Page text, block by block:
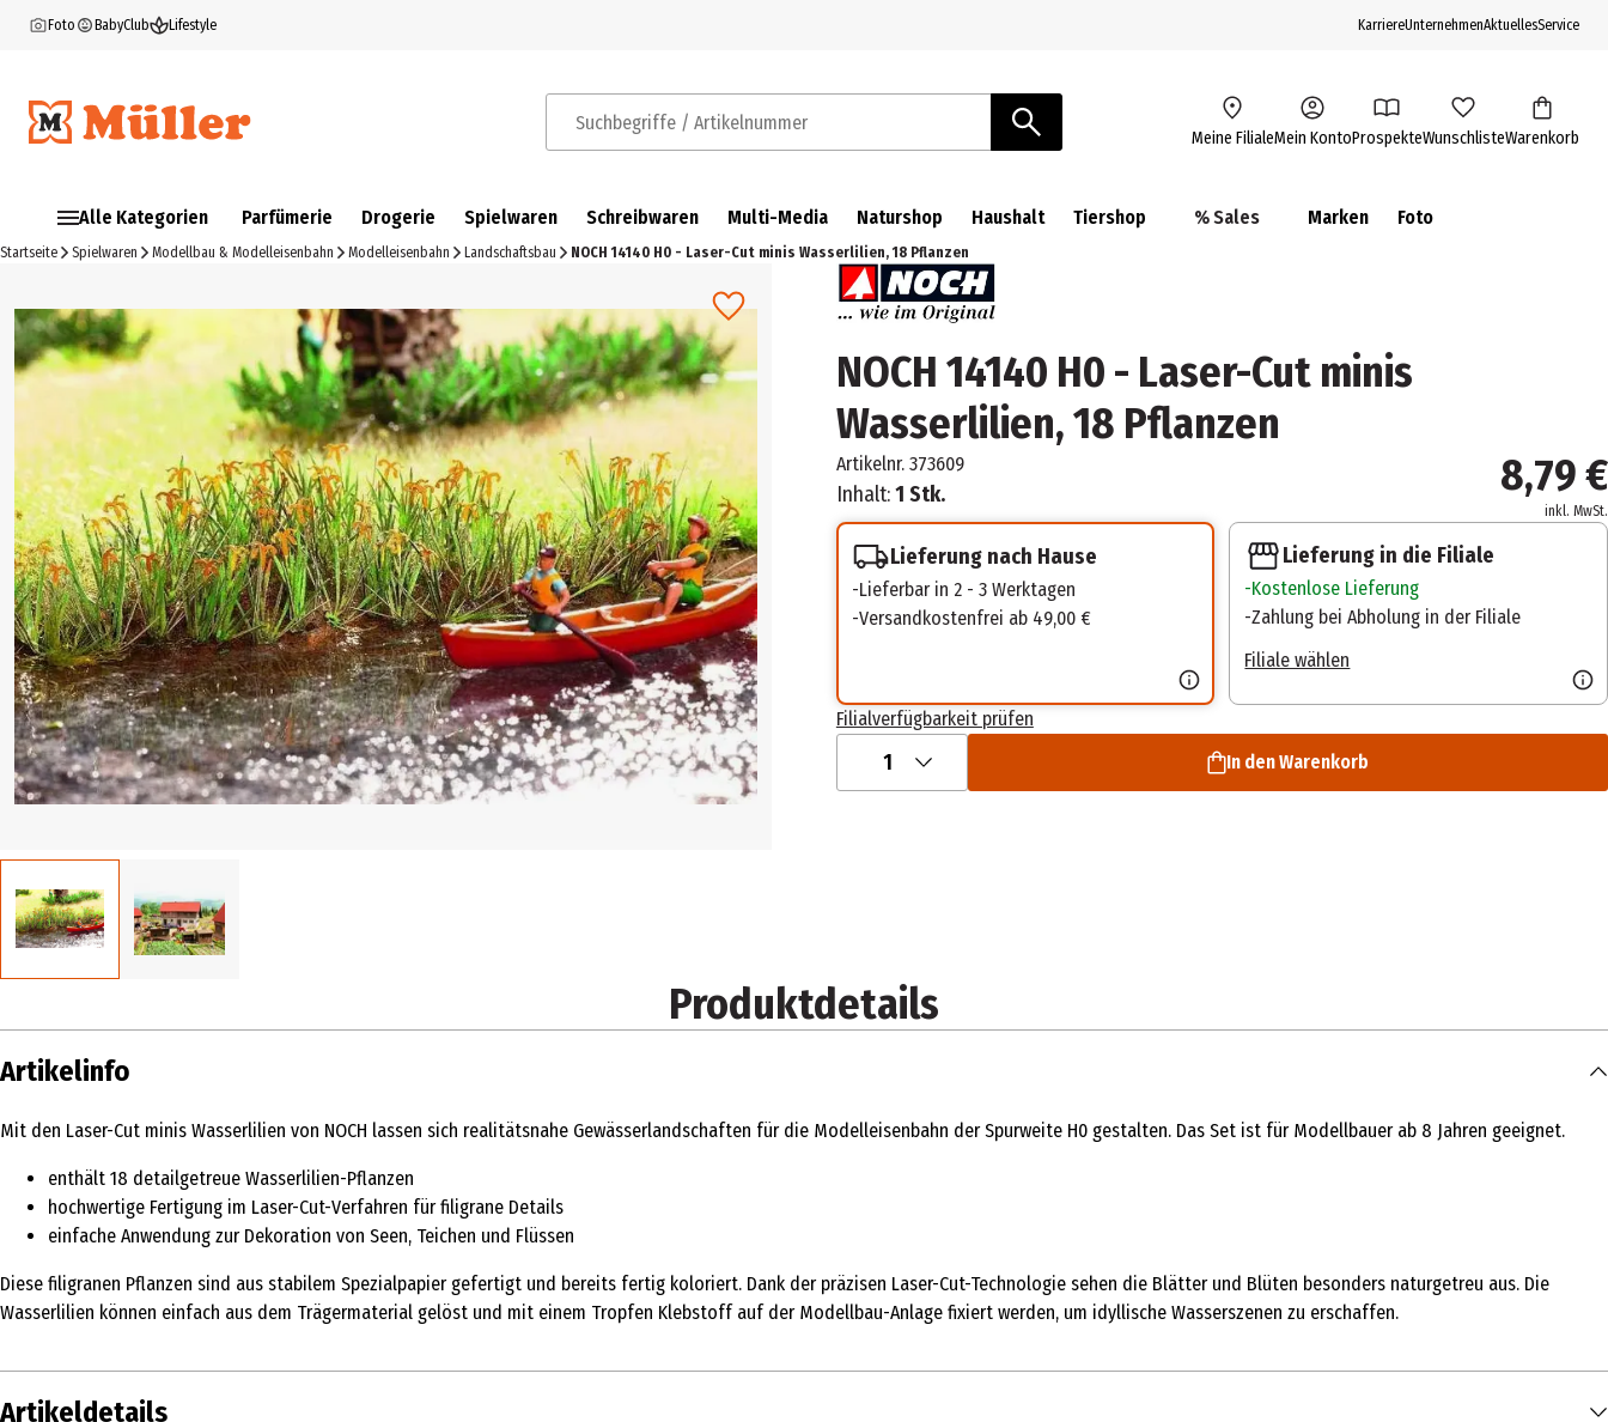
Foto BabyClub Lifestyle KarriereUnternehmenAktuellesService
Suchbegriffe / Artikelnummer Meine FilialeMein KontoProspekteWunschlisteWarenkorb
Alle Kategorien Parfümerie Drogerie Spielwaren Schreibwaren Multi-Media Naturshop Haushalt Tiershop % Sales Marken Foto
Startseite Spielwaren Modellbau & Modelleisenbahn Modelleisenbahn Landschaftsbau NOCH 14140 H0 - Laser-Cut minis Wasserlilien, 18 Pflanzen
NOCH 14140 H0 - Laser-Cut minis
Wasserlilien, 18 Pflanzen
Artikelnr. 373609
Inhalt:1 Stk. 8,79 €
inkl. MwSt.
Lieferung nach Hause
Lieferbar in 2 - 3 Werktagen
Versandkostenfrei ab 49,00 €
Lieferung in die Filiale
Kostenlose Lieferung
Zahlung bei Abholung in der Filiale
Filiale wählen
Filialverfügbarkeit prüfen
1 In den Warenkorb
Produktdetails
Artikelinfo
Mit den Laser-Cut minis Wasserlilien von NOCH lassen sich realitätsnahe Gewässerlandschaften für die Modelleisenbahn der Spurweite H0 gestalten. Das Set ist für Modellbauer ab 8 Jahren geeignet.
enthält 18 detailgetreue Wasserlilien-Pflanzen
hochwertige Fertigung im Laser-Cut-Verfahren für filigrane Details
einfache Anwendung zur Dekoration von Seen, Teichen und Flüssen
Diese filigranen Pflanzen sind aus stabilem Spezialpapier gefertigt und bereits fertig koloriert. Dank der präzisen Laser-Cut-Technologie sehen die Blätter und Blüten besonders naturgetreu aus. Die
Wasserlilien können einfach aus dem Trägermaterial gelöst und mit einem Tropfen Klebstoff auf der Modellbau-Anlage fixiert werden, um idyllische Wasserszenen zu erschaffen.
Artikeldetails